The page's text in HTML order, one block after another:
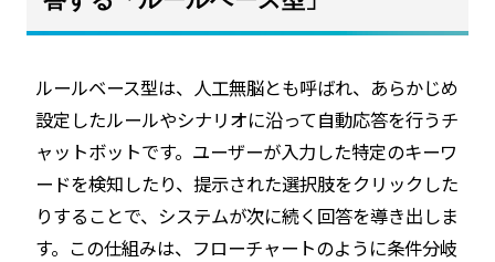
ルールベース型は、人工無脳とも呼ばれ、あらかじめ
設定したルールやシナリオに沿って自動応答を行うチ
ャットボットです。ユーザーが入力した特定のキーワ
ードを検知したり、提示された選択肢をクリックした
りすることで、システムが次に続く回答を導き出しま
す。この仕組みは、フローチャートのように条件分岐